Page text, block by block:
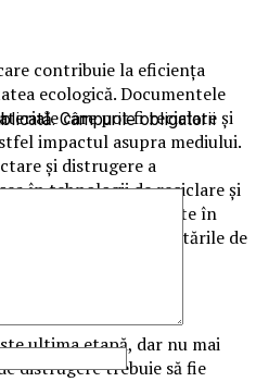
contribuie la eficiența
ecologică. Documentele
care pot fi reciclate și
impactul asupra mediului.
și distrugere a
în tehnologii de reciclare și
sunt reciclate în
cu reglementările de
ultima etapă, dar nu mai
distrugere trebuie să fie
Câmpurile obligatorii